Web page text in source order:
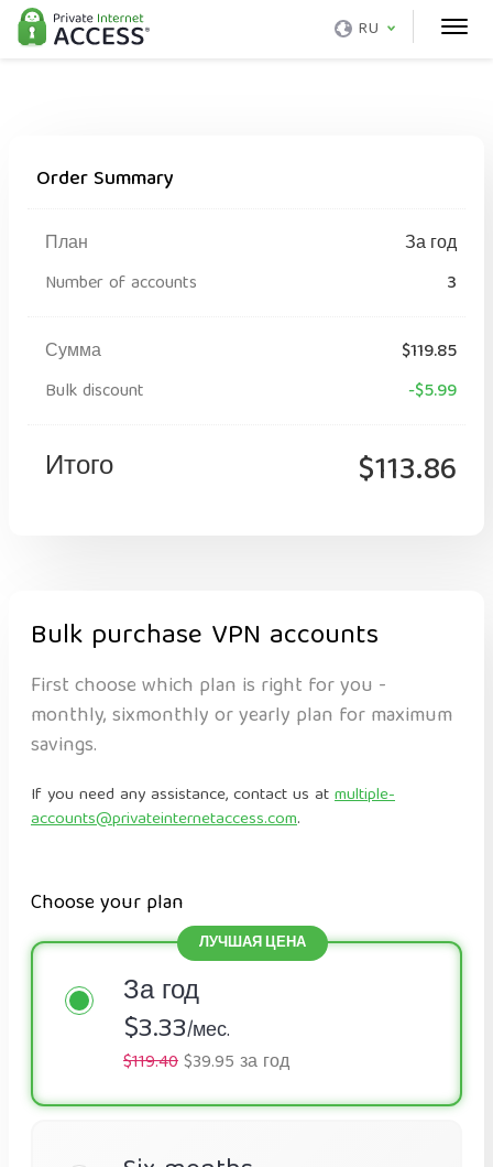
RU
Order Summary
План
За год
Number of accounts
3
Сумма
$119.85
Bulk discount
-$5.99
Итого $113.86
Bulk purchase VPN accounts
First choose which plan is right for you -
monthly, sixmonthly or yearly plan for maximum
savings.
If you need any assistance, contact us atmultiple-
accounts@privateinternetaccess.com.
Choose your plan
За год
$3.33/мес.
$119.40$39.95 за год